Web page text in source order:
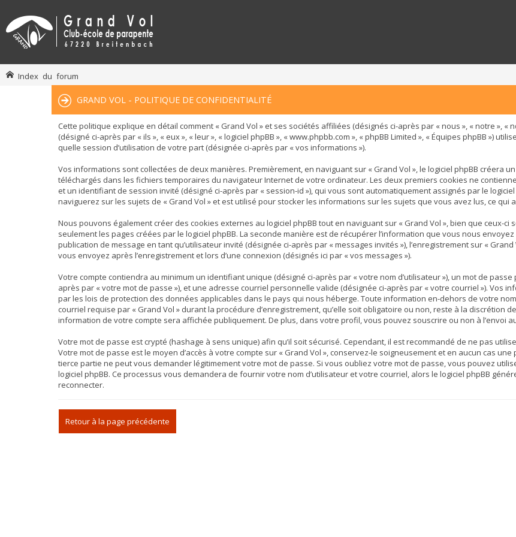
Index du forum
GRAND VOL - POLITIQUE DE CONFIDENTIALITÉ
Cette politique explique en détail comment « Grand Vol » et ses sociétés affiliées (désignés ci-après par « nous », « notre », «
(désigné ci-après par « ils », « eux », « leur », « logiciel phpBB », « www.phpbb.com », « phpBB Limited », « Équipes phpBB »)
quelle session d’utilisation de votre part (désignée ci-après par « vos informations »).
Vos informations sont collectées de deux manières. Premièrement, en naviguant sur « Grand Vol », le logiciel phpBB créera
téléchargés dans les fichiers temporaires du navigateur Internet de votre ordinateur. Les deux premiers cookies ne
et un identifiant de session invité (désigné ci-après par « session-id »), qui vous sont automatiquement assignés par le
naviguerez sur les sujets de « Grand Vol » et est utilisé pour stocker les informations sur les sujets que vous avez lus, ce qui
Nous pouvons également créer des cookies externes au logiciel phpBB tout en naviguant sur « Grand Vol », bien que ceux-
seulement les pages créées par le logiciel phpBB. La seconde manière est de récupérer l’information que vous nous
publication de message en tant qu’utilisateur invité (désignée ci-après par « messages invités »), l’enregistrement sur «
vous envoyez après l’enregistrement et lors d’une connexion (désignés ici par « vos messages »).
Votre compte contiendra au minimum un identifiant unique (désigné ci-après par « votre nom d’utilisateur »), un mot de
après par « votre mot de passe »), et une adresse courriel personnelle valide (désignée ci-après par « votre courriel »). Vos
par les lois de protection des données applicables dans le pays qui nous héberge. Toute information en-dehors de votre
courriel requise par « Grand Vol » durant la procédure d’enregistrement, qu’elle soit obligatoire ou non, reste à la discrétion
information de votre compte sera affichée publiquement. De plus, dans votre profil, vous pouvez souscrire ou non à l’envoi
Votre mot de passe est crypté (hashage à sens unique) afin qu’il soit sécurisé. Cependant, il est recommandé de ne pas
Votre mot de passe est le moyen d’accès à votre compte sur « Grand Vol », conservez-le soigneusement et en aucun cas
tierce partie ne peut vous demander légitimement votre mot de passe. Si vous oubliez votre mot de passe, vous pouvez
logiciel phpBB. Ce processus vous demandera de fournir votre nom d’utilisateur et votre courriel, alors le logiciel phpBB
reconnecter.
Retour à la page précédente